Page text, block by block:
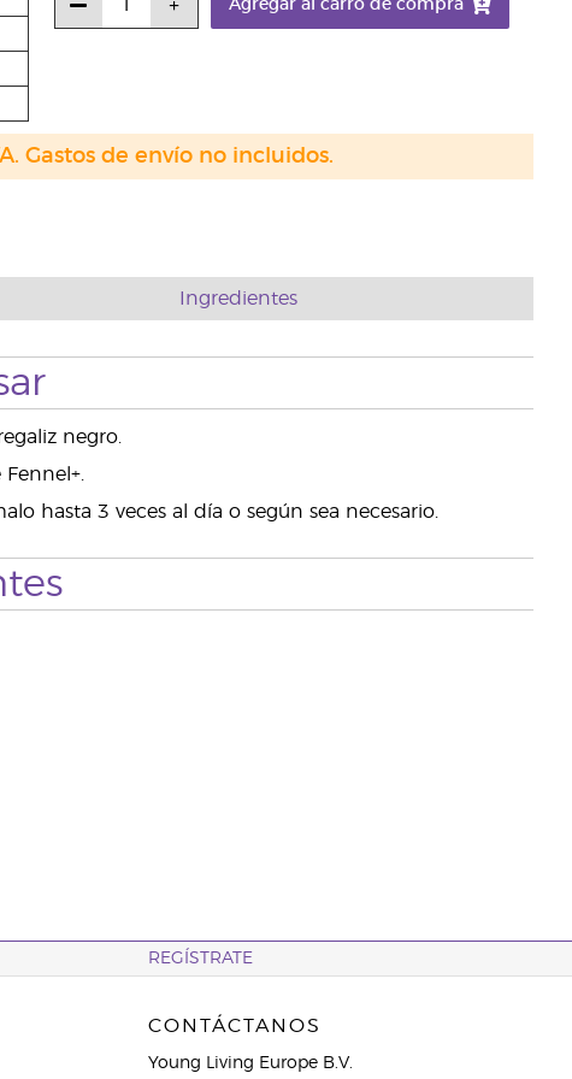
Agregar al carro de compra
Gastos de envío no incluidos.
Ingredientes
negro.
hasta 3 veces al día o según sea necesario.
REGÍSTRATE
CONTÁCTANOS
Young Living Europe B.V.